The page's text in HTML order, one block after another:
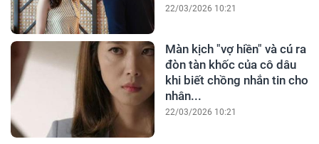
22/03/2026 10:21
Màn kịch "vợ hiền" và cú ra
đòn tàn khốc của cô dâu
khi biết chồng nhắn tin cho
nhân...
22/03/2026 10:21